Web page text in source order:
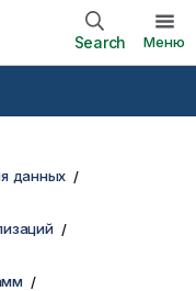
Search Меню
данных